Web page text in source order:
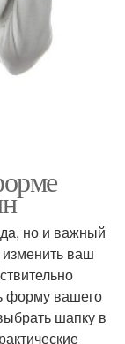
но и важный
ваш
форму вашего
шапку в